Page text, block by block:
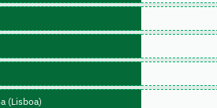
(Lisboa)